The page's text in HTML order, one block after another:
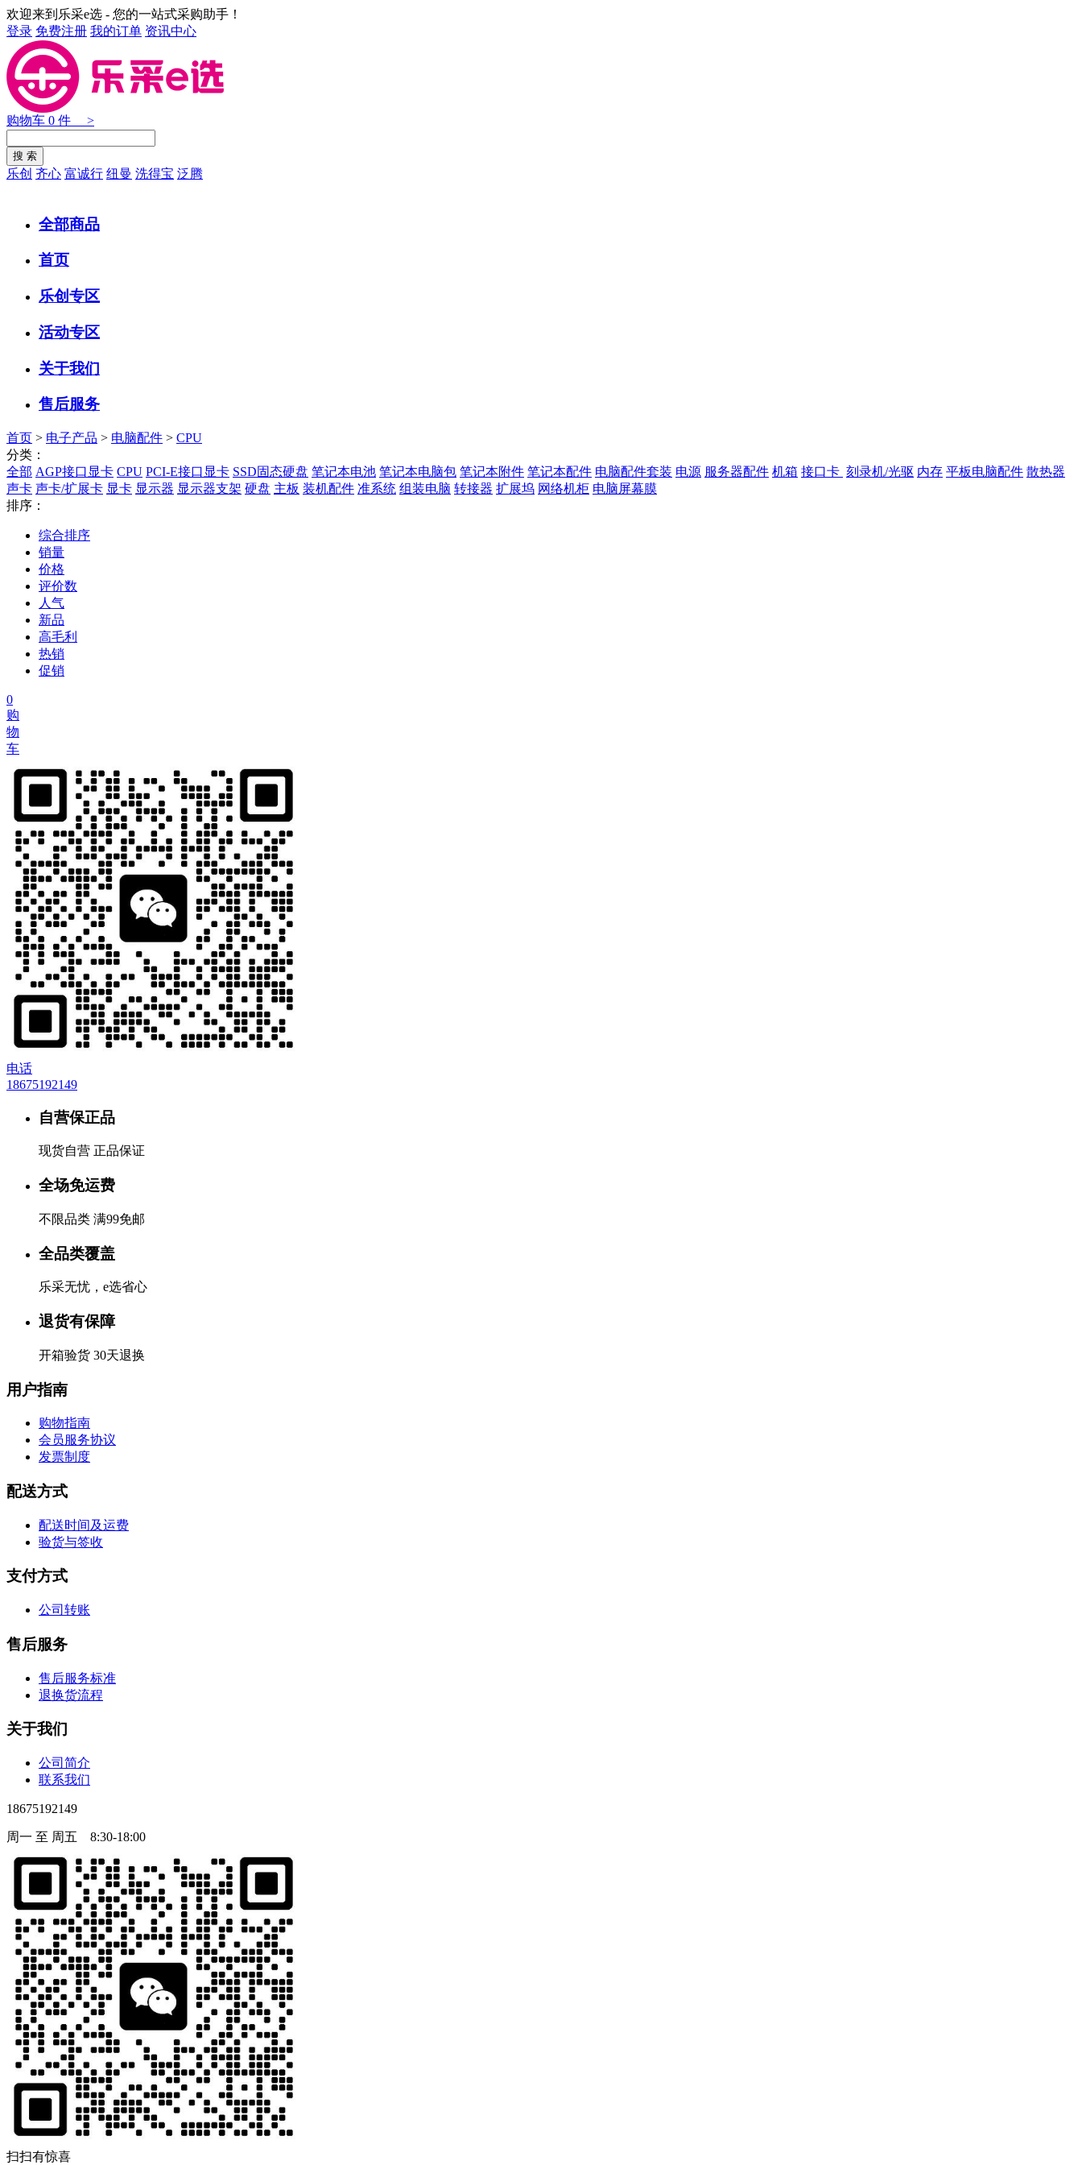
欢迎来到乐采e选 - 您的一站式采购助手！
登录 免费注册 我的订单 资讯中心
购物车 0 件 >
乐创 齐心 富诚行 纽曼 洗得宝 泛腾
全部商品
首页
乐创专区
活动专区
关于我们
售后服务
首页 > 电子产品 > 电脑配件 > CPU
分类：
全部 AGP接口显卡 CPU PCI-E接口显卡 SSD固态硬盘 笔记本电池 笔记本电脑包 笔记本附件 笔记本配件 电脑配件套装 电源 服务器配件 机箱 接口卡 刻录机/光驱 内存 平板电脑配件 散热器
声卡 声卡/扩展卡 显卡 显示器 显示器支架 硬盘 主板 装机配件 准系统 组装电脑 转接器 扩展坞 网络机柜 电脑屏幕膜
排序：
综合排序
销量
价格
评价数
人气
新品
高毛利
热销
促销
0
购
物
车
电话
18675192149
自营保正品
现货自营 正品保证
全场免运费
不限品类 满99免邮
全品类覆盖
乐采无忧，e选省心
退货有保障
开箱验货 30天退换
用户指南
购物指南
会员服务协议
发票制度
配送方式
配送时间及运费
验货与签收
支付方式
公司转账
售后服务
售后服务标准
退换货流程
关于我们
公司简介
联系我们
18675192149
周一 至 周五 8:30-18:00
扫扫有惊喜